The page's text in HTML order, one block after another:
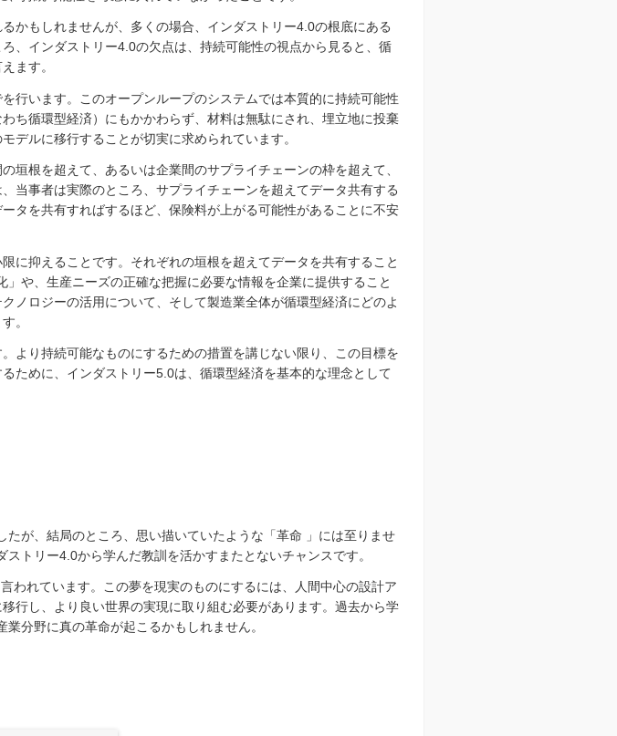
かもしれませんが、多くの場合、インダストリー4.0の根底にある
、インダストリー4.0の欠点は、持続可能性の視点から見ると、循
ます。
行います。このオープンループのシステムでは本質的に持続可能性
ち循環型経済）にもかかわらず、材料は無駄にされ、埋立地に投棄
デルに移行することが切実に求められています。
垣根を超えて、あるいは企業間のサプライチェーンの枠を超えて、
当事者は実際のところ、サプライチェーンを超えてデータ共有する
タを共有すればするほど、保険料が上がる可能性があることに不安
に抑えることです。それぞれの垣根を超えてデータを共有すること
や、生産ニーズの正確な把握に必要な情報を企業に提供すること
ノロジーの活用について、そして製造業全体が循環型経済にどのよ
。
より持続可能なものにするための措置を講じない限り、この目標を
ために、インダストリー5.0は、循環型経済を基本的な理念として
が、結局のところ、思い描いていたような「革命 」には至りませ
トリー4.0から学んだ教訓を活かすまたとないチャンスです。
われています。この夢を現実のものにするには、人間中心の設計ア
行し、より良い世界の実現に取り組む必要があります。過去から学
分野に真の革命が起こるかもしれません。